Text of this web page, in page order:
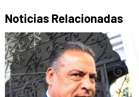
Noticias Relacionadas